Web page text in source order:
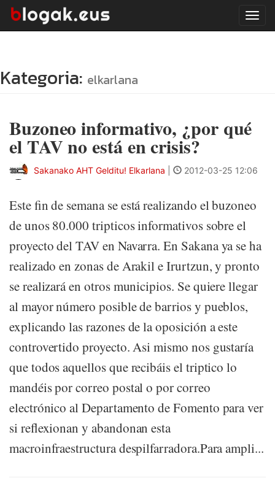
Kategoria: elkarlana
Buzoneo informativo, ¿por qué
el TAV no está en crisis?
Sakanako AHT Gelditu! Elkarlana 2012-03-25 12:06
Este fin de semana se está realizando el buzoneo
de unos 80.000 tripticos informativos sobre el
proyecto del TAV en Navarra. En Sakana ya se ha
realizado en zonas de Arakil e Irurtzun, y pronto
se realizará en otros municipios. Se quiere llegar
al mayor número posible de barrios y pueblos,
explicando las razones de la oposición a este
controvertido proyecto. Asi mismo nos gustaría
que todos aquellos que recibáis el triptico lo
mandéis por correo postal o por correo
electrónico al Departamento de Fomento para ver
si reflexionan y abandonan esta
macroinfraestructura despilfarradora.Para ampli...